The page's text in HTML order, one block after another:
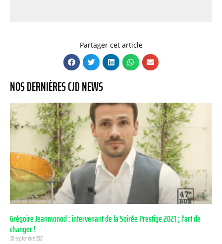
Partager cet article
NOS DERNIÈRES CJD NEWS
Grégoire Jeanmonod : intervenant de la Soirée Prestige 2021 ; l’art de
changer !
30 septembre 2021